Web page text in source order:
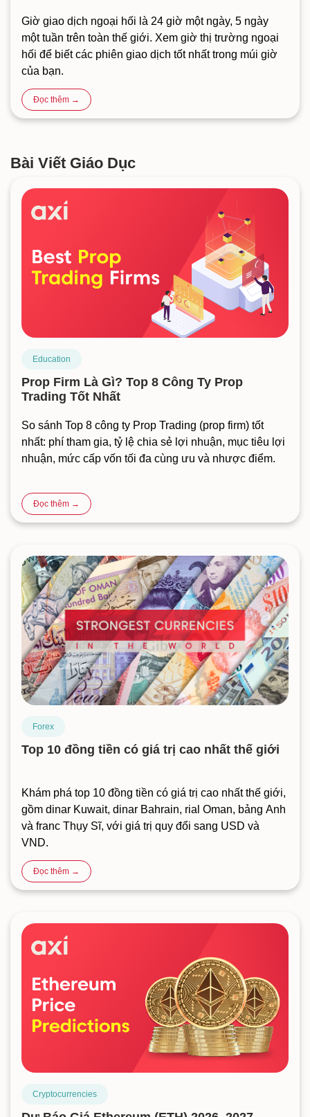
Giờ giao dịch ngoại hối là 24 giờ một ngày, 5 ngày
một tuần trên toàn thế giới. Xem giờ thị trường ngoại
hối để biết các phiên giao dịch tốt nhất trong múi giờ
của bạn.
Đọc thêm →
Bài Viết Giáo Dục
Education
Prop Firm Là Gì? Top 8 Công Ty Prop
Trading Tốt Nhất
So sánh Top 8 công ty Prop Trading (prop firm) tốt
nhất: phí tham gia, tỷ lệ chia sẻ lợi nhuận, mục tiêu lợi
nhuận, mức cấp vốn tối đa cùng ưu và nhược điểm.
Đọc thêm →
Forex
Top 10 đồng tiền có giá trị cao nhất thế giới
Khám phá top 10 đồng tiền có giá trị cao nhất thế giới,
gồm dinar Kuwait, dinar Bahrain, rial Oman, bảng Anh
và franc Thụy Sĩ, với giá trị quy đổi sang USD và
VND.
Đọc thêm →
Cryptocurrencies